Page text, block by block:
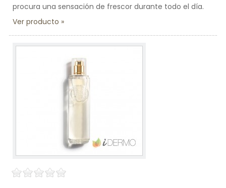
procura una sensación de frescor durante todo el día.
Ver producto